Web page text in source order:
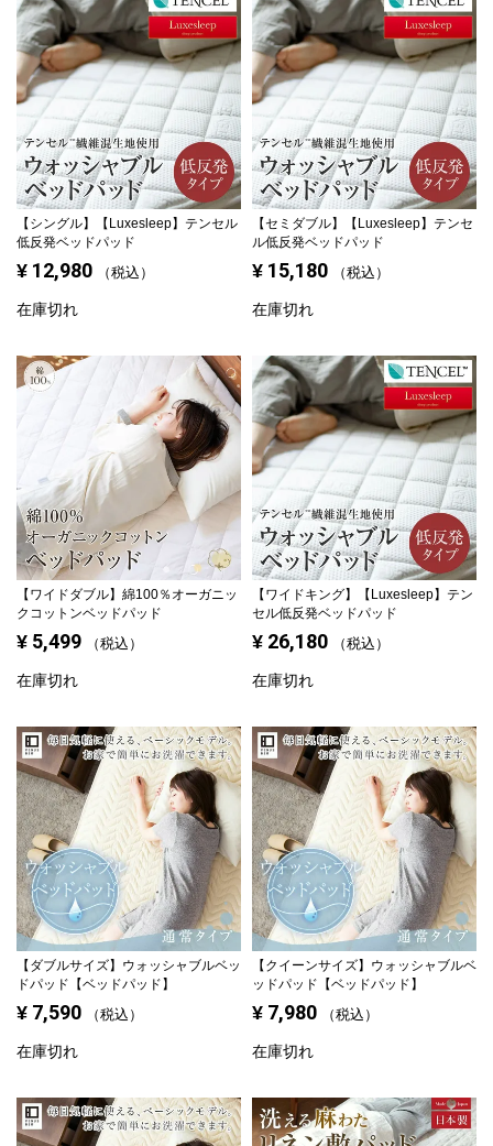
【シングル】
【Luxesleep】テンセル
低反発ベッドパッド
¥ 12,980 税込
在庫切れ
【セミダブル】
【Luxesleep】テンセ
ル低反発ベッドパッド
¥ 15,180 税込
在庫切れ
【ワイドダブル】 綿100％オーガニッ
クコットンベッドパッド
¥ 5,499 税込
在庫切れ
【ワイドキング】
【Luxesleep】テン
セル低反発ベッドパッド
¥ 26,180 税込
在庫切れ
【ダブルサイズ】 ウォッシャブルベッ
ドパッド【ベッドパッド】
¥ 7,590 税込
在庫切れ
【クイーンサイズ】 ウォッシャブルベ
ッドパッド【ベッドパッド】
¥ 7,980 税込
在庫切れ